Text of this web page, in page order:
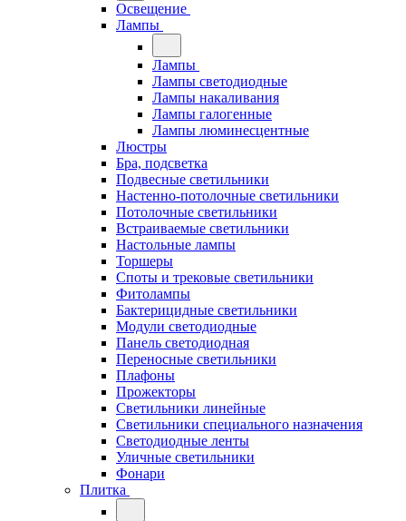
Освещение
Лампы
Лампы
Лампы светодиодные
Лампы накаливания
Лампы галогенные
Лампы люминесцентные
Люстры
Бра, подсветка
Подвесные светильники
Настенно-потолочные светильники
Потолочные светильники
Встраиваемые светильники
Настольные лампы
Торшеры
Споты и трековые светильники
Фитолампы
Бактерицидные светильники
Модули светодиодные
Панель светодиодная
Переносные светильники
Плафоны
Прожекторы
Светильники линейные
Светильники специального назначения
Светодиодные ленты
Уличные светильники
Фонари
Плитка